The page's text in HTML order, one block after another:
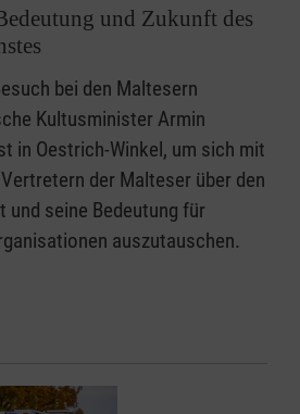
und Zukunft des
bei den Maltesern
Kultusminister Armin
in Oestrich-Winkel, um sich mit
der Malteser über den
seine Bedeutung für
auszutauschen.